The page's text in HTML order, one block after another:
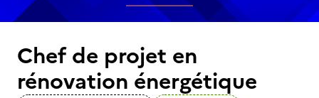
Chef de projet en
rénovation énergétique